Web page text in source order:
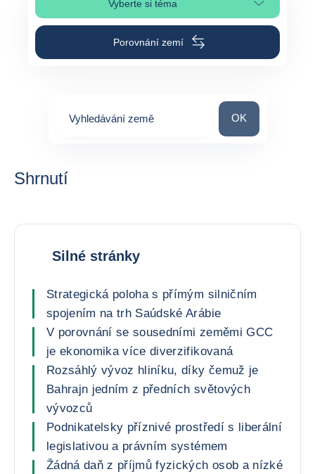
Vyberte si témaVýběr části stránky
Porovnání zemí
Vyhledávání země Vyhledávání země
OK
Shrnutí
Silné stránky
Strategická poloha s přímým silničním
spojením na trh Saúdské Arábie
V porovnání se sousedními zeměmi GCC
je ekonomika více diverzifikovaná
Rozsáhlý vývoz hliníku, díky čemuž je
Bahrajn jedním z předních světových
vývozců
Podnikatelsky příznivé prostředí s liberální
legislativou a právním systémem
Žádná daň z příjmů fyzických osob a nízké